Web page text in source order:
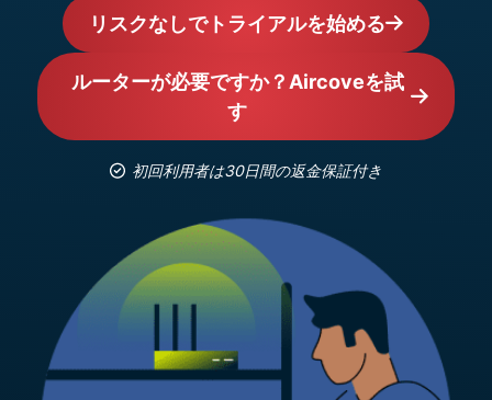
リスクなしでトライアルを始める
ルーターが必要ですか？Aircoveを試
す
初回利用者は30日間の返金保証付き